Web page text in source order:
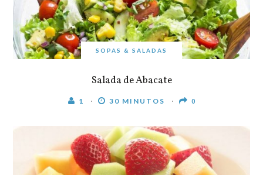
SOPAS & SALADAS
Salada de Abacate
1 30 MINUTOS 0